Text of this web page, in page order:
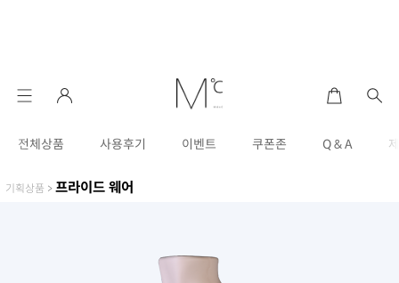
전체상품 사용후기 이벤트 쿠폰존 Q & A
기획상품 > 프라이드 웨어